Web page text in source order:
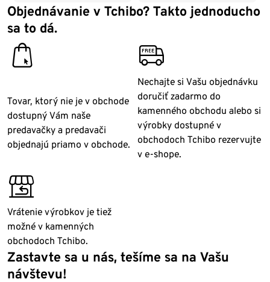
Objednávanie v Tchibo? Takto jednoducho
sa to dá.
click_collect
Tovar, ktorý nie je v obchode
dostupný Vám naše
predavačky a predavači
objednajú priamo v obchode.
free_shipping
Nechajte si Vašu objednávku
doručiť zadarmo do
kamenného obchodu alebo si
výrobky dostupné v
obchodoch Tchibo rezervujte
v e-shope.
store_return
Vrátenie výrobkov je tiež
možné v kamenných
obchodoch Tchibo.
Zastavte sa u nás, tešíme sa na Vašu
návštevu!